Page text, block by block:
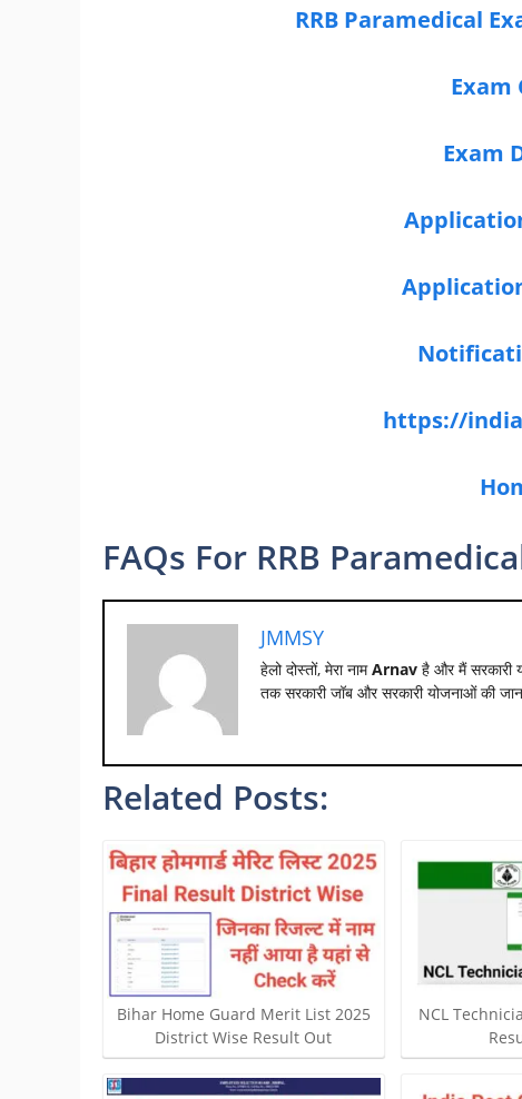
RRB Paramedical
Exam
Exam
https://
FAQs For RRB
JMMSY
हेलो दोस्तों, मेरा नामArnav है और मैं सरकारी
तक सरकारी जॉब और सरकारी योजनाओं की
Related Posts:
Bihar Home Guard Merit List 2025
District Wise Result Out
NCL